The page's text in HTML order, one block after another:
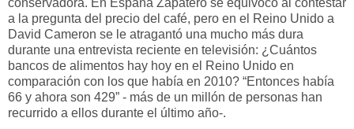
a la pregunta del precio del café, pero en el Reino Unido a
David Cameron se le atragantó una mucho más dura
durante una entrevista reciente en televisión: ¿Cuántos
bancos de alimentos hay hoy en el Reino Unido en
comparación con los que había en 2010? “Entonces había
66 y ahora son 429” - más de un millón de personas han
recurrido a ellos durante el último año-.